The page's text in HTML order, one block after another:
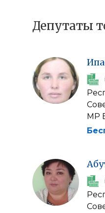
Депутаты
МР